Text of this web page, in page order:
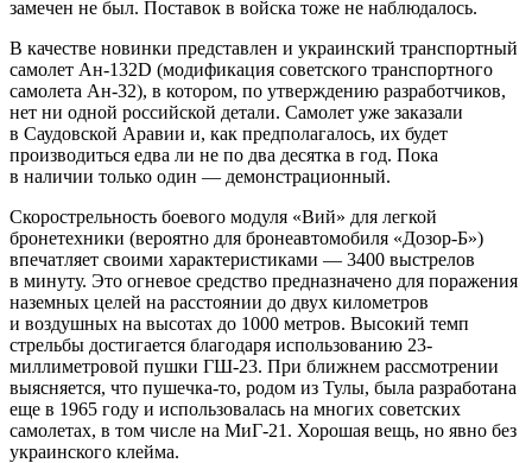
замечен не был. Поставок в войска тоже не наблюдалось.
В качестве новинки представлен и украинский транспортный
самолет Ан-132D (модификация советского транспортного
самолета Ан-32), в котором, по утверждению разработчиков,
нет ни одной российской детали. Самолет уже заказали
в Саудовской Аравии и, как предполагалось, их будет
производиться едва ли не по два десятка в год. Пока
в наличии только один — демонстрационный.
Скорострельность боевого модуля «Вий» для легкой
бронетехники (вероятно для бронеавтомобиля «Дозор-Б»)
впечатляет своими характеристиками — 3400 выстрелов
в минуту. Это огневое средство предназначено для поражения
наземных целей на расстоянии до двух километров
и воздушных на высотах до 1000 метров. Высокий темп
стрельбы достигается благодаря использованию 23-
миллиметровой пушки ГШ-23. При ближнем рассмотрении
выясняется, что пушечка-то, родом из Тулы, была разработана
еще в 1965 году и использовалась на многих советских
самолетах, в том числе на МиГ-21. Хорошая вещь, но явно без
украинского клейма.